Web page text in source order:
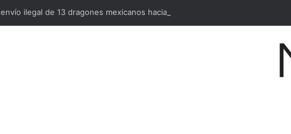
ilegal de 13 dragones mexicanos hacia Hong Kong